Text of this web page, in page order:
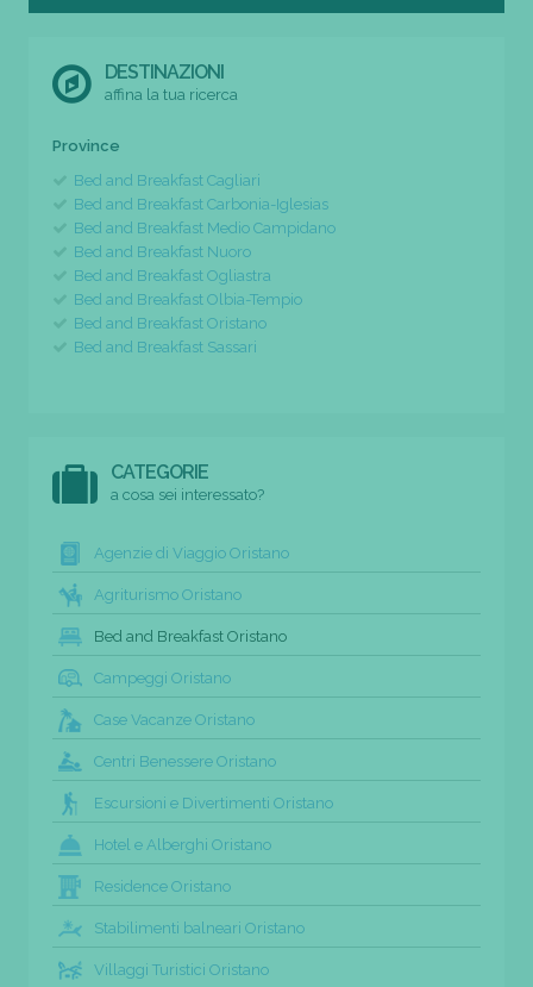
DESTINAZIONI
affina la tua ricerca
Province
Bed and Breakfast Cagliari
Bed and Breakfast Carbonia-Iglesias
Bed and Breakfast Medio Campidano
Bed and Breakfast Nuoro
Bed and Breakfast Ogliastra
Bed and Breakfast Olbia-Tempio
Bed and Breakfast Oristano
Bed and Breakfast Sassari
CATEGORIE
a cosa sei interessato?
Agenzie di Viaggio Oristano
Agriturismo Oristano
Bed and Breakfast Oristano
Campeggi Oristano
Case Vacanze Oristano
Centri Benessere Oristano
Escursioni e Divertimenti Oristano
Hotel e Alberghi Oristano
Residence Oristano
Stabilimenti balneari Oristano
Villaggi Turistici Oristano